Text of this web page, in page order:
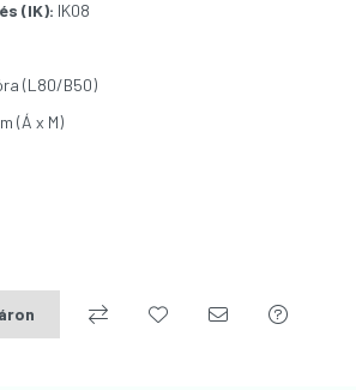
(IK): IK08
(L80/B50)
(Á x M)